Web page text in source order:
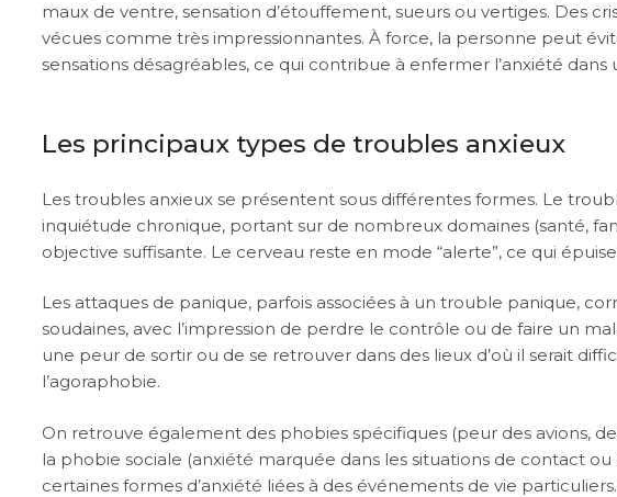
maux de ventre, sensation d’étouffement, sueurs ou vertiges. Des
vécues comme très impressionnantes. À force, la personne peut
sensations désagréables, ce qui contribue à enfermer l’anxiété dans
Les principaux types de troubles anxieux
Les troubles anxieux se présentent sous différentes formes. Le
inquiétude chronique, portant sur de nombreux domaines (santé,
objective suffisante. Le cerveau reste en mode “alerte”, ce qui
Les attaques de panique, parfois associées à un trouble panique,
soudaines, avec l’impression de perdre le contrôle ou de faire un
une peur de sortir ou de se retrouver dans des lieux d’où il serait
l’agoraphobie.
On retrouve également des phobies spécifiques (peur des avions,
la phobie sociale (anxiété marquée dans les situations de contact
certaines formes d’anxiété liées à des événements de vie